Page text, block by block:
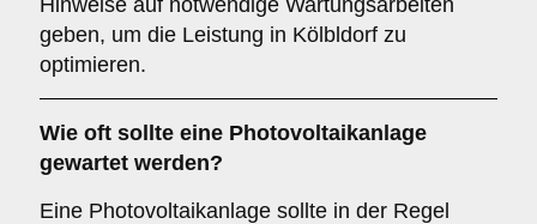
Hinweise auf notwendige Wartungsarbeiten
geben, um die Leistung in Kölbldorf zu
optimieren.
Wie oft sollte eine Photovoltaikanlage
gewartet werden?
Eine Photovoltaikanlage sollte in der Regel